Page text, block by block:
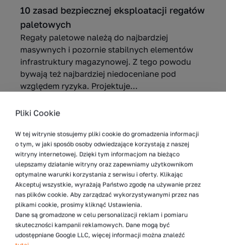
10 zasad bezpiecznej eksploatacji regałów
paletowych
Regały paletowe należą do najbardziej
masywnych i pozornie stabilnych elementów
infrastruktury magazynowej. Z tego powodu
bywają też najbardziej niedoceniane pod
względem ryzyka. Projektuje...
Więcej
7.05.2026
5 sposobów na zwiększenie liczby
składowanych palet w magazynie
Zwiększenie liczby palet w magazynie jest
jednym z najczęstszych wyzwań operacyjnych
w logistyce. Wraz ze wzrostem wolumenów
Pliki Cookie
W tej witrynie stosujemy pliki cookie do gromadzenia informacji
o tym, w jaki sposób osoby odwiedzające korzystają z naszej
witryny internetowej. Dzięki tym informacjom na bieżąco
ulepszamy działanie witryny oraz zapewniamy użytkownikom
optymalne warunki korzystania z serwisu i oferty. Klikając
Akceptuj wszystkie, wyrażają Państwo zgodę na używanie przez
nas plików cookie. Aby zarządzać wykorzystywanymi przez nas
plikami cookie, prosimy kliknąć Ustawienia.
Dane są gromadzone w celu personalizacji reklam i pomiaru
skuteczności kampanii reklamowych. Dane mogą być
udostępniane Google LLC, więcej informacji można znaleźć